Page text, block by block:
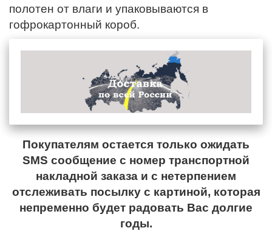
полотен от влаги и упаковываются в
гофрокартонный короб.
Покупателям остается только ожидать
SMS сообщение с номер транспортной
накладной заказа и с нетерпением
отслеживать посылку с картиной, которая
непременно будет радовать Вас долгие
годы.